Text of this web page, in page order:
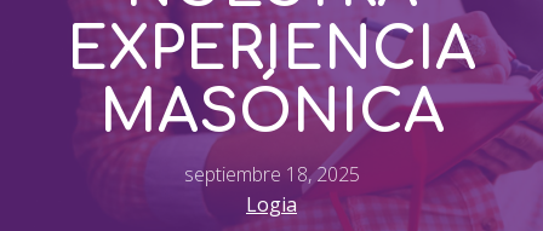
EXPERIENCIA
MASÓNICA
septiembre 18, 2025
Logia